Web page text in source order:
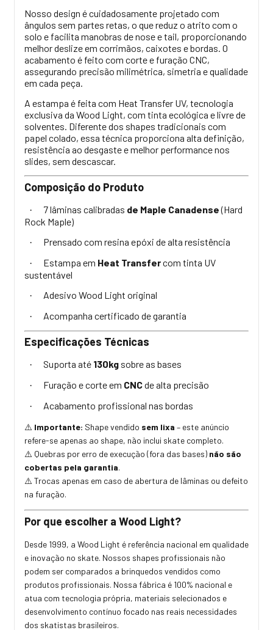
Nosso design é cuidadosamente projetado com
ângulos sem partes retas, o que reduz o atrito com o
solo e facilita manobras de nose e tail, proporcionando
melhor deslize em corrimãos, caixotes e bordas. O
acabamento é feito com corte e furação CNC,
assegurando precisão milimétrica, simetria e qualidade
em cada peça.
A estampa é feita com Heat Transfer UV, tecnologia
exclusiva da Wood Light, com tinta ecológica e livre de
solventes. Diferente dos shapes tradicionais com
papel colado, essa técnica proporciona alta definição,
resistência ao desgaste e melhor performance nos
slides, sem descascar.
Composição do Produto
· 7 lâminas calibradas de Maple Canadense(Hard
Rock Maple)
· Prensado com resina epóxi de alta resistência
· Estampa em Heat Transfercom tinta UV
sustentável
· Adesivo Wood Light original
· Acompanha certificado de garantia
Especificações Técnicas
· Suporta até 130kg sobre as bases
· Furação e corte em CNCde alta precisão
· Acabamento profissional nas bordas
⚠️ Importante: Shape vendido sem lixa – este anúncio
refere-se apenas ao shape, não inclui skate completo.
⚠️ Quebras por erro de execução (fora das bases) não são
cobertas pela garantia.
⚠️ Trocas apenas em caso de abertura de lâminas ou defeito
na furação.
Por que escolher a Wood Light?
Desde 1999, a Wood Light é referência nacional em qualidade
e inovação no skate. Nossos shapes profissionais não
podem ser comparados a brinquedos vendidos como
produtos profissionais. Nossa fábrica é 100% nacional e
atua com tecnologia própria, materiais selecionados e
desenvolvimento contínuo focado nas reais necessidades
dos skatistas brasileiros.